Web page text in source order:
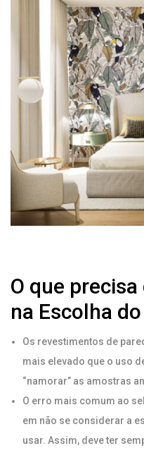
O que
na Escolha
Os revestimentos de
mais elevado que o uso
“namorar” as amostras
O erro mais comum ao
em não se considerar a
usar. Assim, deve ter